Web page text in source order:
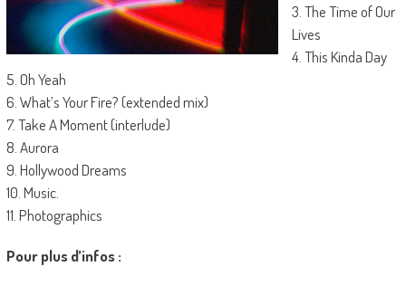
3. The Time of Our
Lives
4. This Kinda Day
5. Oh Yeah
6. What’s Your Fire? (extended mix)
7. Take A Moment (interlude)
8. Aurora
9. Hollywood Dreams
10. Music.
11. Photographics
Pour plus d’infos :